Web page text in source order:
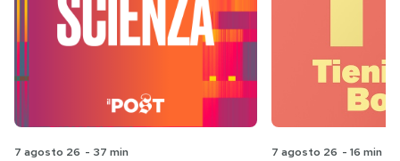
7 agosto 26 - 37 min 7 agosto 26 - 16 min